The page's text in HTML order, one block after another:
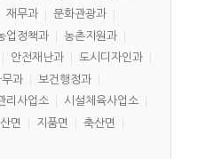
재무과
문화관광과
업정책과
농촌지원과
안전재난과
도시디자인과
과
보건행정과
리사업소
시설체육사업소
면 지품면
축산면